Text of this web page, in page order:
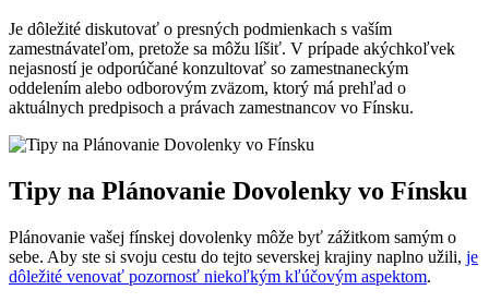
Je dôležité diskutovať o presných podmienkach s vaším
zamestnávateľom, pretože sa môžu líšiť. V prípade akýchkoľvek
nejasností je odporúčané konzultovať so zamestnaneckým
oddelením alebo odborovým zväzom, ktorý má prehľad o
aktuálnych predpisoch a právach zamestnancov vo Fínsku.
Tipy na Plánovanie Dovolenky vo Fínsku
Plánovanie vašej fínskej dovolenky môže byť zážitkom samým o
sebe. Aby ste si svoju cestu do tejto severskej krajiny naplno užili, je
dôležité venovať pozornosť niekoľkým kľúčovým aspektom.